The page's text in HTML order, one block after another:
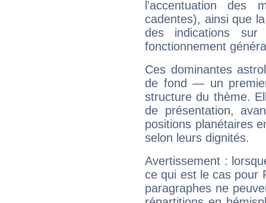
l'accentuation des
cadentes), ainsi que
des indications sur
fonctionnement
Ces dominantes
de fond — un
structure du thème.
de présentation,
positions planétaires
selon leurs dignités.
Avertissement :
ce qui est le cas pour
paragraphes ne